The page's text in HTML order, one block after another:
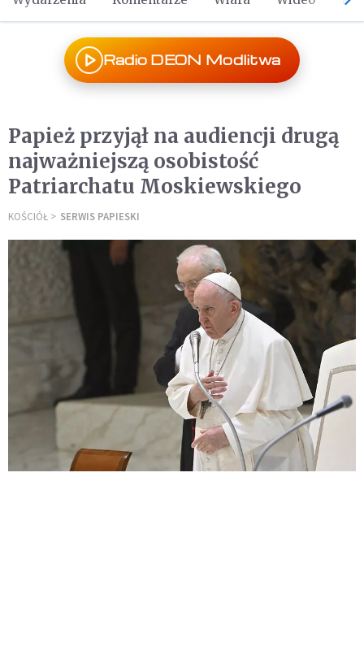
Radio DEON Modlitwa
Papież przyjął na audiencji drugą
najważniejszą osobistość
Patriarchatu Moskiewskiego
KOŚCIÓŁ SERWIS PAPIESKI